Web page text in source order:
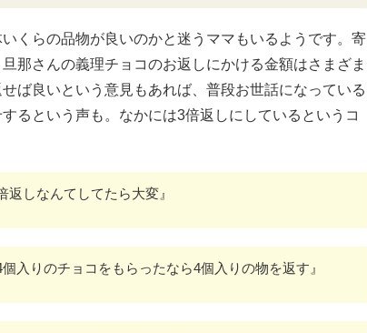
くらの品物が良いのかと迷うママもいるようです。寄
那さんの義理チョコのお返しにかける金額はさまざま
ば良いという意見もあれば、普段お世話になっている
るという声も。なかには3倍返しにしているというコ
返しなんてしてたら大変』
入りのチョコをもらったなら4個入りの物を返す』